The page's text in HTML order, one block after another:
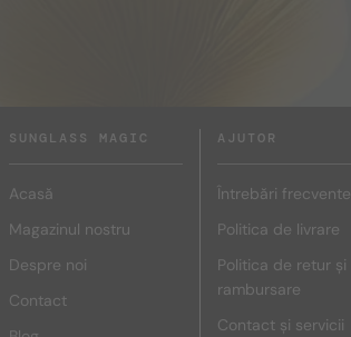
SUNGLASS MAGIC
Acasă
Magazinul nostru
Despre noi
Contact
AJUTOR
Întrebări frecvente
Politica de livrare
Politica de retur și
rambursare
Contact și servicii